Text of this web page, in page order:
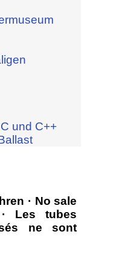
und C++
· No sale
Les tubes
ne sont